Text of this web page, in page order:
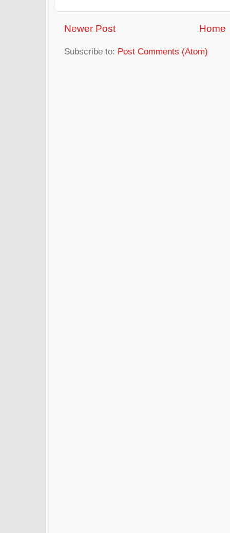
Newer Post Home
Subscribe to: Post Comments (Atom)